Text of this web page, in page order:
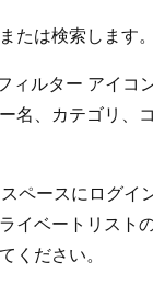
たは検索します。
ィルター アイコ
名、カテゴリ、
ペースにログイ
イベートリスト
ください。